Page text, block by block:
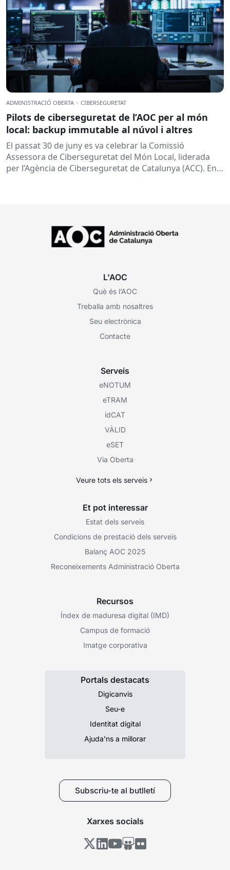
ADMINISTRACIÓ OBERTA · CIBERSEGURETAT
Pilots de ciberseguretat de l’AOC per al món
local: backup immutable al núvol i altres
El passat 30 de juny es va celebrar la Comissió
Assessora de Ciberseguretat del Món Local, liderada
per l’Agència de Ciberseguretat de Catalunya (ACC). En
L'AOC
Què és l’AOC
Treballa amb nosaltres
Seu electrònica
Contacte
Serveis
eNOTUM
eTRAM
idCAT
VÀLID
eSET
Via Oberta
Veure tots els serveis
Et pot interessar
Estat dels serveis
Condicions de prestació dels serveis
Balanç AOC 2025
Reconeixements Administració Oberta
Recursos
Índex de maduresa digital (IMD)
Campus de formació
Imatge corporativa
Portals destacats
Digicanvis
Seu-e
Identitat digital
Ajuda’ns a millorar
Subscriu-te al butlletí
Xarxes socials